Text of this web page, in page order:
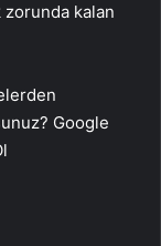
zorunda kalan
Google